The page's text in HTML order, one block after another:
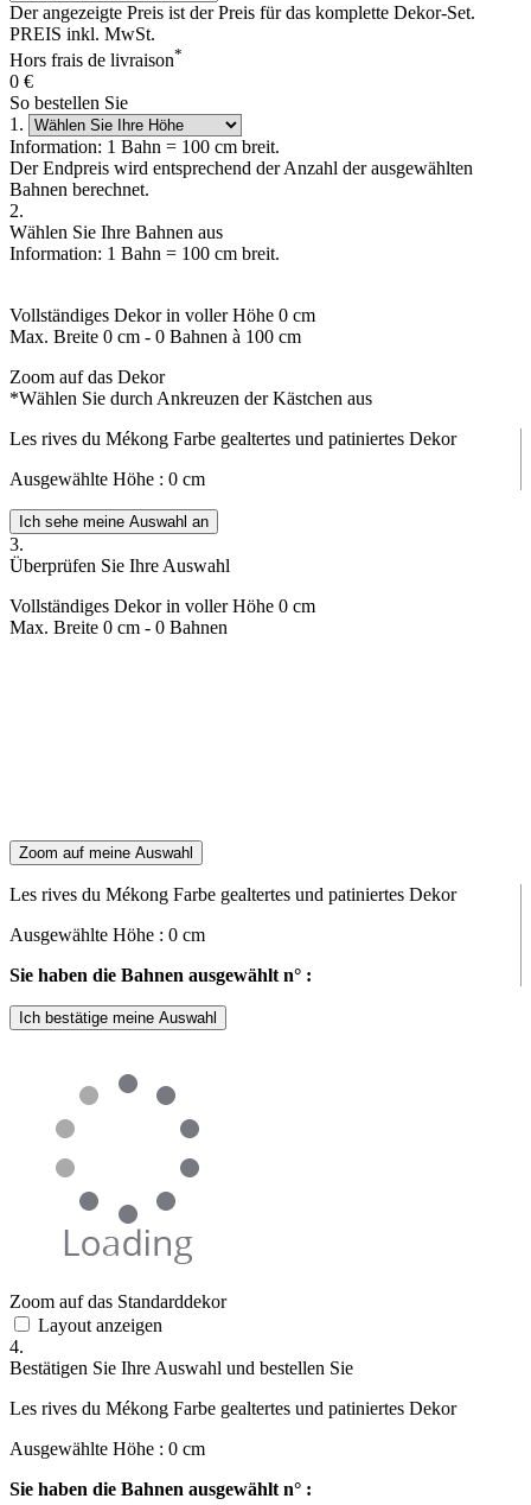
Der angezeigte Preis ist der Preis für das komplette Dekor-Set.
PREIS inkl. MwSt.
Hors frais de livraison*
0 €
So bestellen Sie
1.
Information: 1 Bahn = 100 cm breit.
Der Endpreis wird entsprechend der Anzahl der ausgewählten
Bahnen berechnet.
2.
Wählen Sie Ihre Bahnen aus
Information: 1 Bahn = 100 cm breit.
Vollständiges Dekor in voller Höhe 0 cm
Max. Breite 0 cm - 0 Bahnen à 100 cm
Zoom auf das Dekor
*Wählen Sie durch Ankreuzen der Kästchen aus
Les rives du Mékong Farbe gealtertes und patiniertes Dekor
Ausgewählte Höhe : 0 cm
Ich sehe meine Auswahl an
3.
Überprüfen Sie Ihre Auswahl
Vollständiges Dekor in voller Höhe 0 cm
Max. Breite 0 cm - 0 Bahnen
Zoom auf meine Auswahl
Les rives du Mékong Farbe gealtertes und patiniertes Dekor
Ausgewählte Höhe : 0 cm
Sie haben die Bahnen ausgewählt n° :
Ich bestätige meine Auswahl
Zoom auf das Standarddekor
Layout anzeigen
4.
Bestätigen Sie Ihre Auswahl und bestellen Sie
Les rives du Mékong Farbe gealtertes und patiniertes Dekor
Ausgewählte Höhe : 0 cm
Sie haben die Bahnen ausgewählt n° :